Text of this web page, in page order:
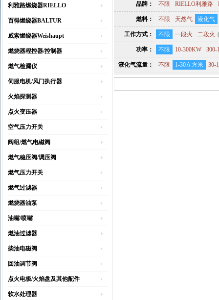
利雅路燃烧器RIELLO
百得燃烧器BALTUR
威索燃烧器Weishaupt
燃烧器程控器/控制器
燃气检漏仪
伺服电机/风门执行器
火焰探测器
点火变压器
空气压力开关
阀组/燃气电磁阀
燃气稳压阀/调压阀
燃气压力开关
燃气过滤器
燃烧器油泵
油嘴/喷嘴
燃油过滤器
柴油电磁阀
回油调节阀
点火电极/火焰盘及其他配件
软水处理器
品牌： 不限 RIELLO利雅路
燃料： 不限 天然气 液化气
工作方式： 不限 一段火 二段火 (
功率： 不限 10-300KW 300-
液化气流量： 不限 1-30立方米 30-